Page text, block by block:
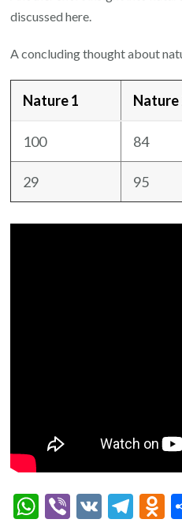
discussed here.
A concluding thought about
Nature 1 Nature
100 84
29 95
WhatsApp
Viber
VK